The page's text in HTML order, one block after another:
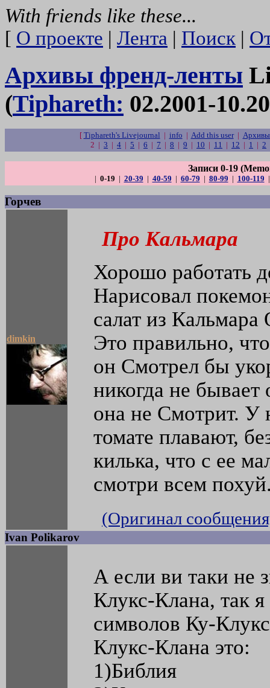
With friends like these...
[ О проекте | Лента | Поиск |
Архивы френд-ленты
(Tiphareth: 02.2001-
[ Tiphareth's Livejournal | info | Add this user|
2 | 3 | 4 | 5 | 6 | 7 | 8 | 9 | 10 | 11 | 12 | 1 | 2
Записи 0-19
| 0-19 | 20-39 | 40-59 | 60-79 | 80-99 | 100-119
Горчев
dimkin
Про Кальмара
Хорошо работать
Нарисовал
салат из Кальмара
Это правильно,
он Смотрел бы
никогда не бывает
она не Смотрит. У
томате плавают,
килька, что с ее
смотри всем
(Оригинал
Ivan Polikarov
А если ви таки не
Клукс-Клана, так
символов Ку-
Клукс-Клана это:
1)Библия